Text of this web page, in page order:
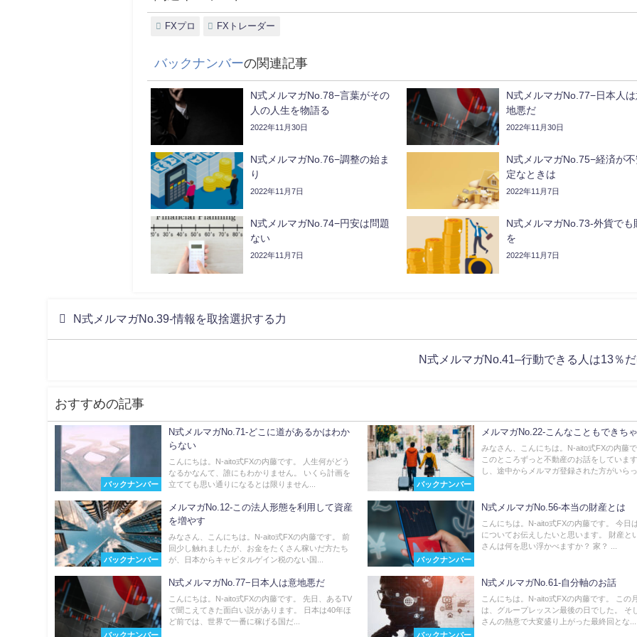
FXプロ FXトレーダー
バックナンバーの関連記事
N式メルマガNo.78−言葉がその
人の人生を物語る
2022年11月30日
N式メルマガNo.77−日本人
地悪だ
2022年11月30日
N式メルマガNo.76−調整の始ま
り
2022年11月7日
N式メルマガNo.75−経済が
定なときは
2022年11月7日
N式メルマガNo.74−円安は問題
ない
2022年11月7日
N式メルマガNo.73-外貨でも
を
2022年11月7日
N式メルマガNo.39-情報を取捨選択する力
N式メルマガNo.41–行動できる人は13％
おすすめの記事
バックナンバー
N式メルマガNo.71-どこに道があるかはわか
らない
こんにちは。N-aito式FXの内藤です。 人生何がどう
なるかなんて、誰にもわかりません。 いくら計画を
立てても思い通りになるとは限りません...
バックナンバー
メルマガNo.22-こんなこともできち
みなさん、こんにちは。N-aito式FXの内藤で
このところずっと不動産のお話をしていま
し、途中からメルマガ登録された方がいらっ
バックナンバー
メルマガNo.12-この法人形態を利用して資産
を増やす
みなさん、こんにちは。N-aito式FXの内藤です。 前
回少し触れましたが、お金をたくさん稼いだ方たち
が、日本からキャピタルゲイン税のない国...
バックナンバー
N式メルマガNo.56-本当の財産とは
こんにちは。N-aito式FXの内藤です。 今日
についてお伝えしたいと思います。 財産と
さんは何を思い浮かべますか？ 家？ ...
バックナンバー
N式メルマガNo.77−日本人は意地悪だ
こんにちは。N-aito式FXの内藤です。 先日、あるTV
で聞こえてきた面白い説があります。 日本は40年ほ
ど前では、世界で一番に稼げる国だ...
バックナンバー
N式メルマガNo.61-自分軸のお話
こんにちは。N-aito式FXの内藤です。 この
は、グループレッスン最後の日でした。 そ
さんの熱意で大変盛り上がった最終回とな...